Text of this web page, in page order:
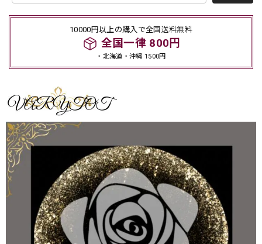
10000円以上の購入で全国送料無料
全国一律 800円
・北海道・沖縄 1500円